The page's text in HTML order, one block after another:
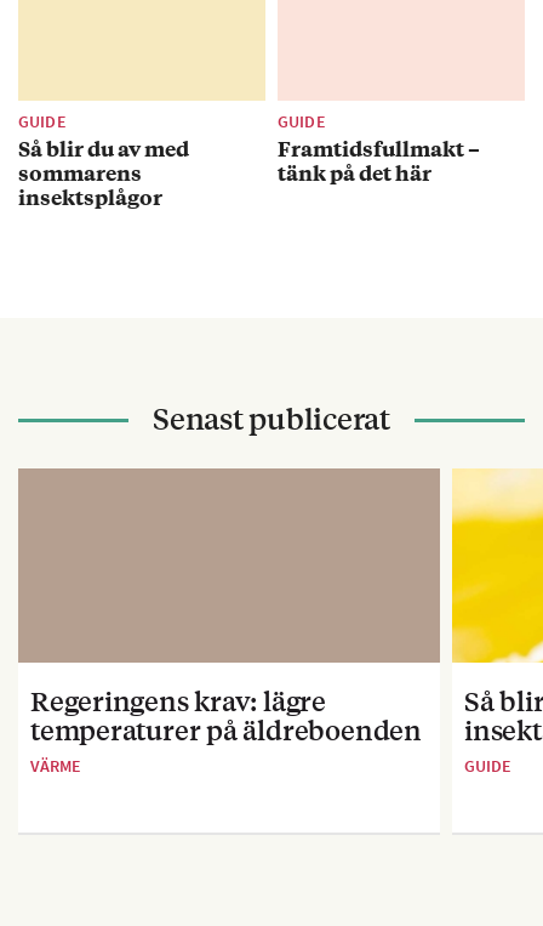
GUIDE
Så blir du av med
sommarens
insektsplågor
GUIDE
Framtidsfullmakt –
tänk på det här
Senast publicerat
Regeringens krav: lägre
temperaturer på äldreboenden
VÄRME
Så
GUIDE